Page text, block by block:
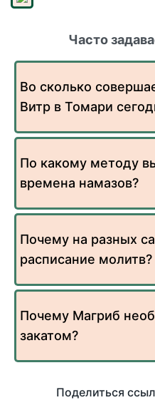
Часто
Во сколько
Витр в Томари
По какому методу
времена намазов?
Почему на разных
расписание молитв?
Почему Магриб
закатом?
Поделиться